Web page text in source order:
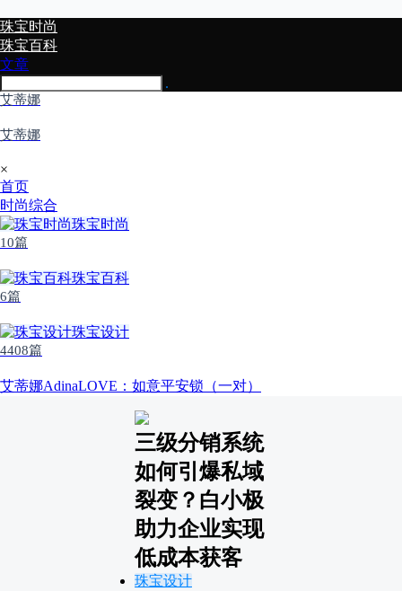
珠宝时尚
珠宝百科
文章
艾蒂娜
艾蒂娜
×
首页
时尚综合
珠宝时尚
10篇
珠宝百科
6篇
珠宝设计
4408篇
艾蒂娜AdinaLOVE：如意平安锁（一对）
三级分销系统
如何引爆私域
裂变？白小极
助力企业实现
低成本获客
珠宝设计